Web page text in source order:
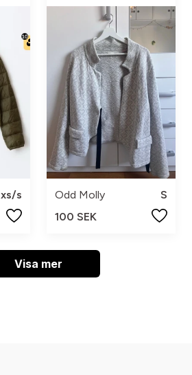
xs/s
Odd Molly
S
100 SEK
Visa mer